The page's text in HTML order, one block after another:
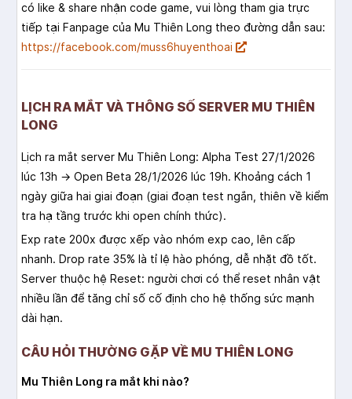
có like & share nhận code game, vui lòng tham gia trực
tiếp tại Fanpage của Mu Thiên Long theo đường dẫn sau:
https://facebook.com/muss6huyenthoai
LỊCH RA MẮT VÀ THÔNG SỐ SERVER MU THIÊN
LONG
Lịch ra mắt server Mu Thiên Long: Alpha Test 27/1/2026
lúc 13h → Open Beta 28/1/2026 lúc 19h. Khoảng cách 1
ngày giữa hai giai đoạn (giai đoạn test ngắn, thiên về kiểm
tra hạ tầng trước khi open chính thức).
Exp rate 200x được xếp vào nhóm exp cao, lên cấp
nhanh. Drop rate 35% là tỉ lệ hào phóng, dễ nhặt đồ tốt.
Server thuộc hệ Reset: người chơi có thể reset nhân vật
nhiều lần để tăng chỉ số cố định cho hệ thống sức mạnh
dài hạn.
CÂU HỎI THƯỜNG GẶP VỀ MU THIÊN LONG
Mu Thiên Long ra mắt khi nào?